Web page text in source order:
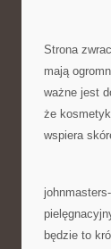
Strona
mają
ważne jest
że
wspiera
będzie to